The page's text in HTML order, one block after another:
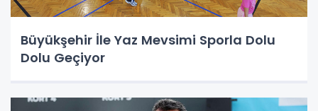
Büyükşehir İle Yaz Mevsimi Sporla Dolu
Dolu Geçiyor